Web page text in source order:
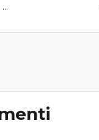
...